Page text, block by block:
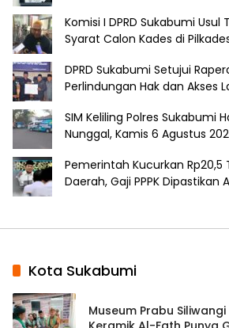
Komisi I DPRD Sukabumi Usul
Syarat Calon Kades di
DPRD Sukabumi Setujui
Perlindungan Hak dan Akses
SIM Keliling Polres Sukabumi
Nunggal, Kamis 6 Agustus
Pemerintah Kucurkan Rp20,5
Daerah, Gaji PPPK Dipastikan
Kota Sukabumi
Museum Prabu